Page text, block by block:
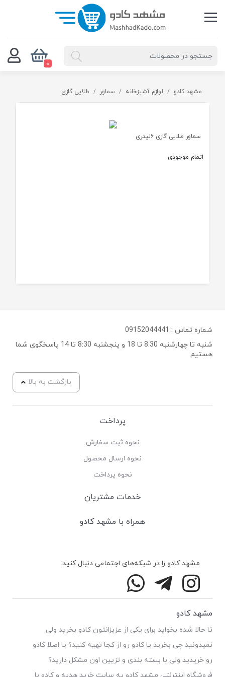
0
مشهد کادو لوازم آشپزخانه سماور طلایی گازی
سماور طلایی گازی ۶لیتری
اتمام موجودی
شماره تماس : 09152044441
شنبه تا چهارشنبه 8:30 تا 18 و پنجشنبه 8:30 تا 14 پاسخگوی شما
هستیم
بازگشت به بالا
پرداخت
نحوه ثبت سفارش
نحوه ارسال محصول
نحوه پرداخت
خدمات مشتریان
همراه با مشهد کادو
مشهد کادو را در شبکه‌های اجتماعی دنبال کنید:
مشهد کادو
تا حالا شده بخواید برای یکی از عزیزانتون کادو بخرید ولی
نمیدونید چی بخرید یا کادو رو از کجا تهیه کنید؟ یا اصلا کادو
رو خریدید ولی با بسته بندی و تزیین اون مشکل دارید؟